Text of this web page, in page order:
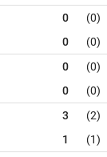
0
(0)
0 (0)
0
(0)
0 (0)
3
(2)
1 (1)